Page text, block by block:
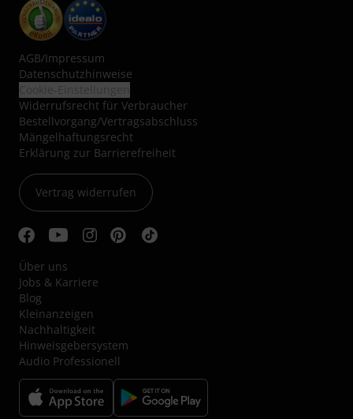
AGB/Impressum
Datenschutzhinweise
Widerrufsrecht für Verbraucher
Bestellvorgang/Vertragsabschluss
Mängelhaftungsrecht
Erklärung zur Barrierefreiheit
Vertrag widerrufen
Über uns
Jobs & Karriere
Blog
Kleinanzeigen
Nachhaltigkeit
Hinweisgebersystem
Audio Professionell